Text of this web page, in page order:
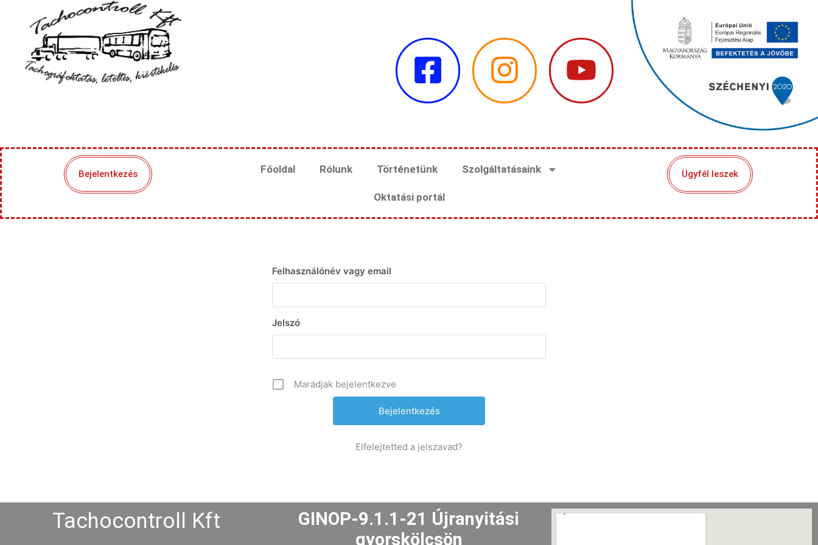
Bejelentkezés Főoldal Rólunk Történetünk Szolgáltatásaink
Oktatási portál
Ügyfél leszek
Felhasználónév vagy email
Jelszó
Maradjak bejelentkezve
Elfelejtetted a jelszavad?
Tachocontroll Kft
GINOP-9.1.1-21 Újranyitási
gyorskölcsön